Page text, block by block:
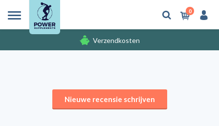
0
Verzendkosten
Nieuwe recensie schrijven